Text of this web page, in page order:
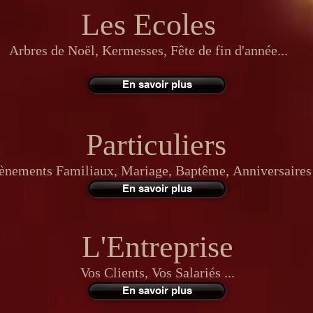
Les Ecoles
Arbres de Noël, Kermesses, Fête de fin d'année...
En savoir plus
Particuliers
Familiaux, Mariage, Baptême,
En savoir plus
L'Entreprise
Vos Clients, Vos Salariés ...
En savoir plus